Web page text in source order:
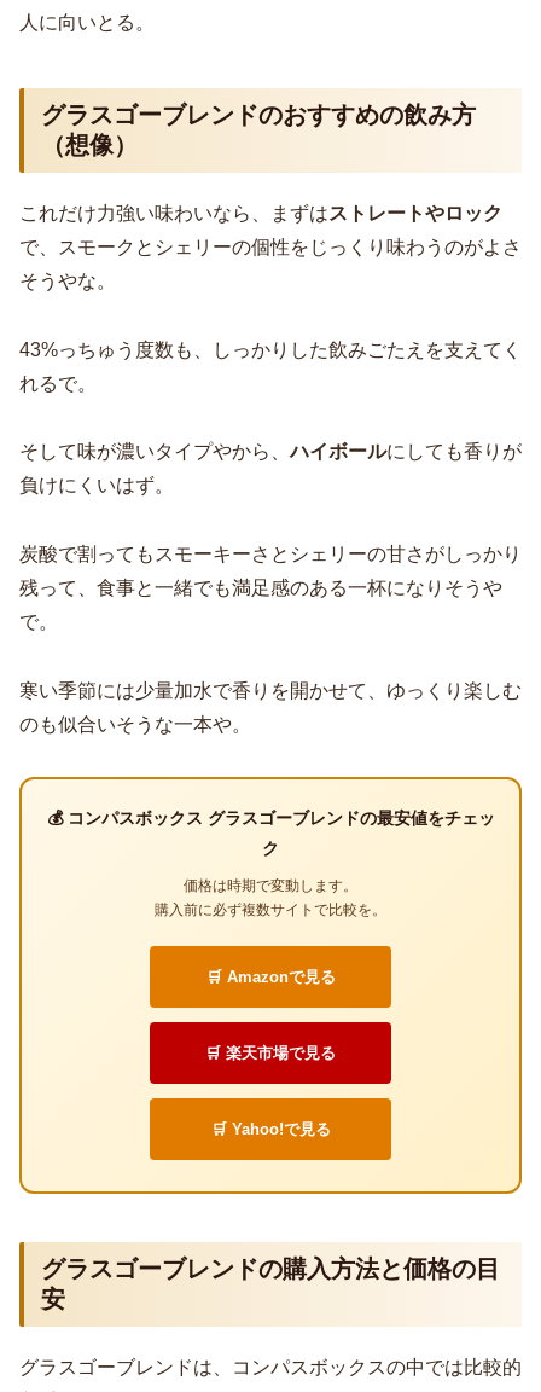
人に向いとる。
グラスゴーブレンドのおすすめの飲み方
（想像）
これだけ力強い味わいなら、まずはストレートやロック
で、スモークとシェリーの個性をじっくり味わうのがよさ
そうやな。
43%っちゅう度数も、しっかりした飲みごたえを支えてく
れるで。
そして味が濃いタイプやから、ハイボールにしても香りが
負けにくいはず。
炭酸で割ってもスモーキーさとシェリーの甘さがしっかり
残って、食事と一緒でも満足感のある一杯になりそうや
で。
寒い季節には少量加水で香りを開かせて、ゆっくり楽しむ
のも似合いそうな一本や。
💰 コンパスボックス グラスゴーブレンドの最安値をチェッ
ク
価格は時期で変動します。
購入前に必ず複数サイトで比較を。
🛒 Amazonで見る
🛒 楽天市場で見る
🛒 Yahoo!で見る
グラスゴーブレンドの購入方法と価格の目
安
グラスゴーブレンドは、コンパスボックスの中では比較的